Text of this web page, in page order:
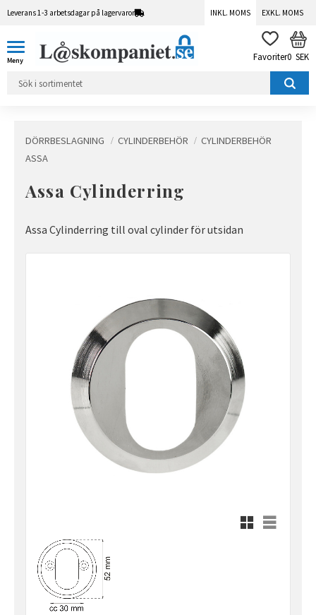
Leverans 1-3 arbetsdagar på lagervaror INKL. MOMS EXKL. MOMS
FAVORITER
0 SEK
DÖRRBESLAGNING CYLINDERBEHÖR
CYLINDERBEHÖR
ASSA
Assa Cylinderring
Assa Cylinderring till oval cylinder för utsidan
Rutnätsvy
Listvy